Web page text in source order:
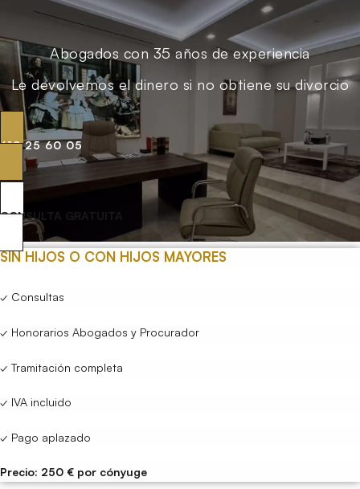
Abogados con 35 años de experiencia
Le devolvemos el dinero si no obtiene su divorcio
619 25 60 05
CONSULTA GRATUITA
SIN HIJOS O CON HIJOS MAYORES
✓ Consultas
✓ Honorarios Abogados y Procurador
✓ Tramitación completa
✓ IVA incluido
✓ Pago aplazado
Precio: 250 € por cónyuge